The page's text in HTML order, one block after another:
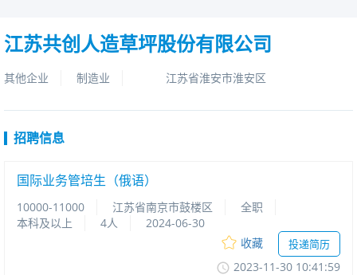
江苏共创人造草坪股份有限公司
其他企业 制造业 江苏省淮安市淮安区
招聘信息
国际业务管培生（俄语）
10000-11000 江苏省南京市鼓楼区
全职
本科及以上
4人
2024-06-30
收藏
投递简历
2023-11-3010:41:59